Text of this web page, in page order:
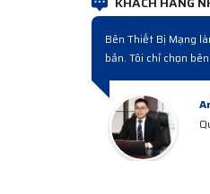
trình sau đó mới hiểu đó là cách làm
bán hàng và sau bán hàng chuyên